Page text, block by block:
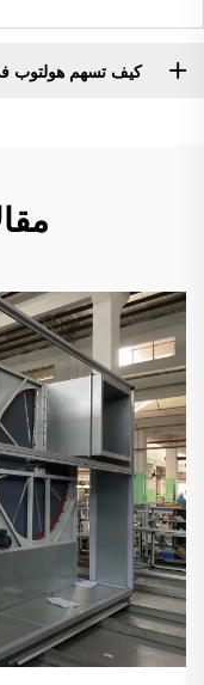
كيف تسهم هولتوب في